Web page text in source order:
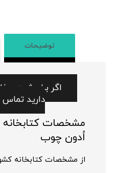
توضیحات
اگر برای ثبت
دارید تماس
مشخصات کتابخانه
اُدون چوب
از مشخصات کتابخانه